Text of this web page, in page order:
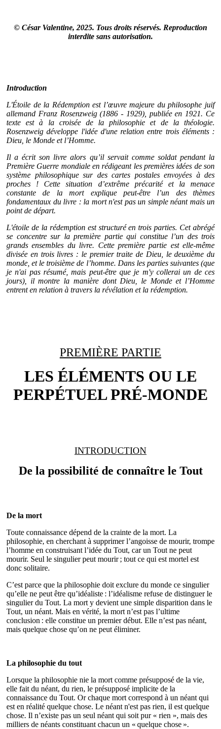
© César Valentine, 2025. Tous droits réservés. Reproduction
interdite sans autorisation.
Introduction
L'Étoile de la Rédemption est l’œuvre majeure du philosophe juif
allemand Franz Rosenzweig (1886 - 1929), publiée en 1921. Ce
texte est à la croisée de la philosophie et de la théologie.
Rosenzweig développe l'idée d'une relation entre trois éléments :
Dieu, le Monde et l’Homme.
Il a écrit son livre alors qu’il servait comme soldat pendant la
Première Guerre mondiale en rédigeant les premières idées de son
système philosophique sur des cartes postales envoyées à des
proches ! Cette situation d’extrême précarité et la menace
constante de la mort explique peut-être l’un des thèmes
fondamentaux du livre : la mort n'est pas un simple néant mais un
point de départ.
L'étoile de la rédemption est structuré en trois parties. Cet abrégé
se concentre sur la première partie qui constitue l’un des trois
grands ensembles du livre. Cette première partie est elle-même
divisée en trois livres : le premier traite de Dieu, le deuxième du
monde, et le troisième de l’homme. Dans les parties suivantes (que
je n'ai pas résumé, mais peut-être que je m'y collerai un de ces
jours), il montre la manière dont Dieu, le Monde et l’Homme
entrent en relation à travers la révélation et la rédemption.
PREMIÈRE PARTIE
LES ÉLÉMENTS OU LE
PERPÉTUEL PRÉ-MONDE
INTRODUCTION
De la possibilité de connaître le Tout
De la mort
Toute connaissance dépend de la crainte de la mort. La
philosophie, en cherchant à supprimer l’angoisse de mourir, trompe
l’homme en construisant l’idée du Tout, car un Tout ne peut
mourir. Seul le singulier peut mourir ; tout ce qui est mortel est
donc solitaire.
C’est parce que la philosophie doit exclure du monde ce singulier
qu’elle ne peut être qu’idéaliste : l’idéalisme refuse de distinguer le
singulier du Tout. La mort y devient une simple disparition dans le
Tout, un néant. Mais en vérité, la mort n’est pas l’ultime
conclusion : elle constitue un premier début. Elle n’est pas néant,
mais quelque chose qu’on ne peut éliminer.
La philosophie du tout
Lorsque la philosophie nie la mort comme présupposé de la vie,
elle fait du néant, du rien, le présupposé implicite de la
connaissance du Tout. Or chaque mort correspond à un néant qui
est en réalité quelque chose. Le néant n'est pas rien, il est quelque
chose. Il n’existe pas un seul néant qui soit pur « rien », mais des
milliers de néants constituant chacun un « quelque chose ».